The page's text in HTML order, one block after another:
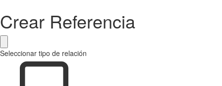
Crear Referencia
Seleccionar tipo de relación